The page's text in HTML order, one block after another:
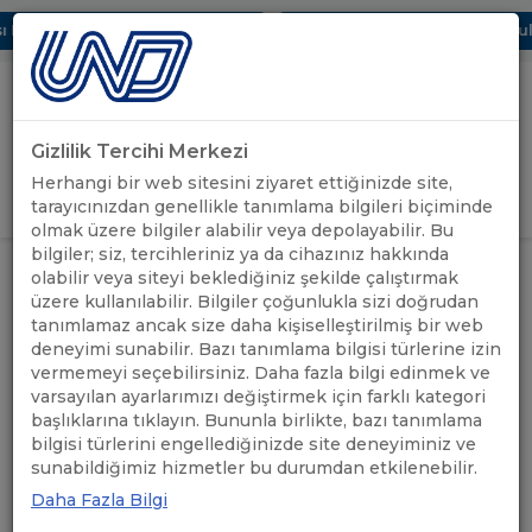
UBAK Bölümü Hakkında UND, Yunanistan Vize
Uluslararası Nakliyeciler Derneği
GİRİŞ YAP
ANASAYFA /
UND'DEN
HABERLER
/
UND, BULGARİSTAN GÜMRÜKLER
AJANSI GENEL MÜDÜR YARDIMCISI
GEORGİ ALEKSANDROV İLE SINIR
KAPILARINDAKİ SON GELİŞMELERİ
DEĞERLENDİRDİ
UND, BULGARİSTAN
GÜMRÜKLER AJANSI GENEL
MÜDÜR YARDIMCISI
Gizlilik Tercihi Merkezi
Herhangi bir web sitesini ziyaret ettiğinizde site,
tarayıcınızdan genellikle tanımlama bilgileri biçiminde
olmak üzere bilgiler alabilir veya depolayabilir. Bu
bilgiler; siz, tercihleriniz ya da cihazınız hakkında
olabilir veya siteyi beklediğiniz şekilde çalıştırmak
üzere kullanılabilir. Bilgiler çoğunlukla sizi doğrudan
tanımlamaz ancak size daha kişiselleştirilmiş bir web
deneyimi sunabilir. Bazı tanımlama bilgisi türlerine izin
vermemeyi seçebilirsiniz. Daha fazla bilgi edinmek ve
varsayılan ayarlarımızı değiştirmek için farklı kategori
başlıklarına tıklayın. Bununla birlikte, bazı tanımlama
bilgisi türlerini engellediğinizde site deneyiminiz ve
sunabildiğimiz hizmetler bu durumdan etkilenebilir.
Daha Fazla Bilgi